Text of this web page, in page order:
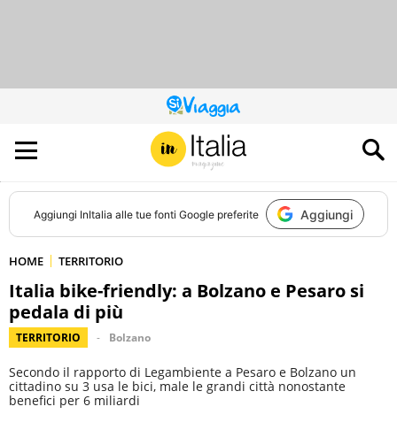
QUESTO
SITO
CONTRIBUISCE
ALL’AUDIENCE
DI
Aggiungi InItalia alle tue fonti Google preferite Aggiungi
HOME TERRITORIO
Italia bike-friendly: a Bolzano e Pesaro si
pedala di più
TERRITORIO Bolzano
Secondo il rapporto di Legambiente a Pesaro e Bolzano un
cittadino su 3 usa le bici, male le grandi città nonostante
benefici per 6 miliardi